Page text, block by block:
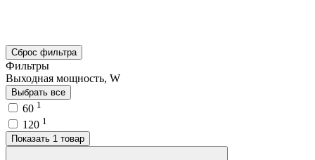
Сброс фильтра
Фильтры
Выходная мощность, W
Выбрать все
60 1
120 1
Показать 1 товар